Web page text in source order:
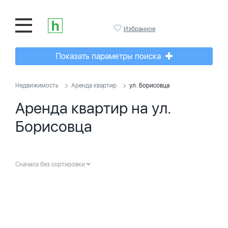
Избранное
Показать параметры поиска
Недвижимость Аренда квартир ул. Борисовца
Аренда квартир на ул.
Борисовца
Сначала без сортировки